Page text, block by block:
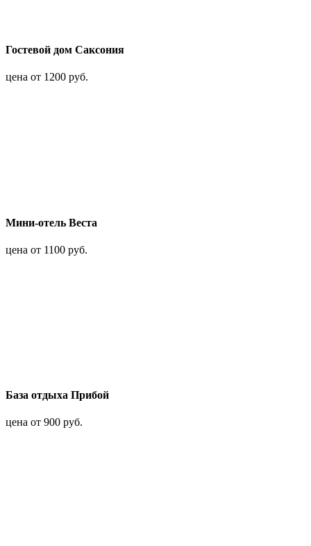
Гостевой дом Саксония
цена от 1200 руб.
Мини-отель Веста
цена от 1100 руб.
База отдыха Прибой
цена от 900 руб.